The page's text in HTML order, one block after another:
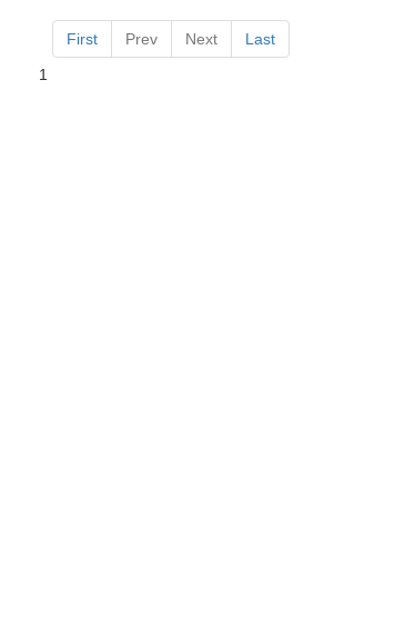
1
First Prev Next Last